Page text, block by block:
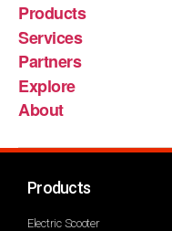
Products
Services
Partners
Explore
About
Products
Electric Scooter